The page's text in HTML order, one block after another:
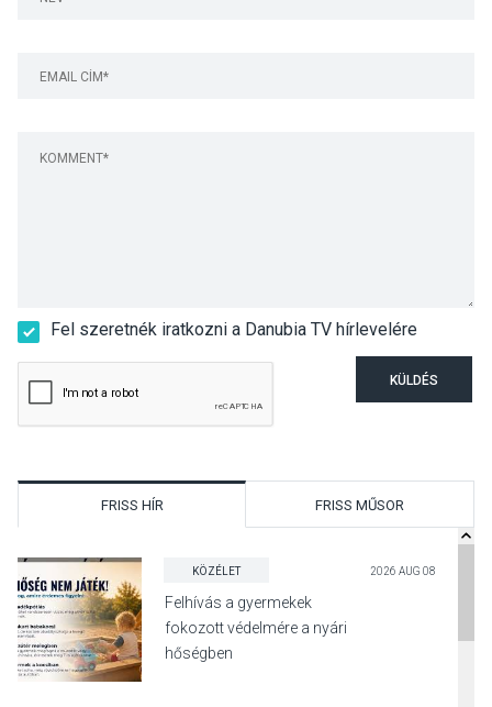
Fel szeretnék iratkozni a Danubia TV hírlevelére
KÜLDÉS
FRISS HÍR FRISS MŰSOR
KÖZÉLET 2026 AUG 08
Felhívás a gyermekek
fokozott védelmére a nyári
hőségben